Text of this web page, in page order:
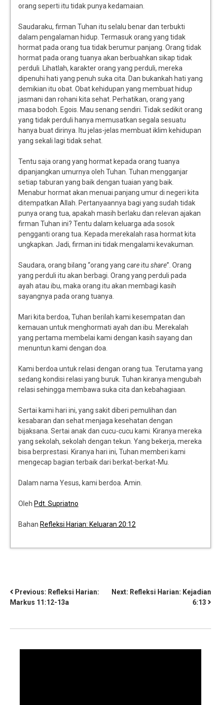
orang seperti itu tidak punya kedamaian.
Saudaraku, firman Tuhan itu selalu benar dan terbukti
dalam pengalaman hidup. Termasuk orang yang tidak
hormat pada orang tua tidak berumur panjang. Orang tidak
hormat pada orang tuanya akan berbuahkan sikap tidak
perduli. Lihatlah, karakter orang yang perduli, mereka
dipenuhi hati yang penuh suka cita. Dan bukankah hati yang
demikian itu obat. Obat kehidupan yang membuat hidup
jasmani dan rohani kita sehat. Perhatikan, orang yang
masa bodoh. Egois. Mau senang sendiri. Tidak sedikit orang
yang tidak perduli hanya memusatkan segala sesuatu
hanya buat dirinya. Itu jelas-jelas membuat iklim kehidupan
yang sekali lagi tidak sehat.
Tentu saja orang yang hormat kepada orang tuanya
dipanjangkan umurnya oleh Tuhan. Tuhan mengganjar
setiap taburan yang baik dengan tuaian yang baik.
Menabur hormat akan menuai panjang umur di negeri kita
ditempatkan Allah. Pertanyaannya bagi yang sudah tidak
punya orang tua, apakah masih berlaku dan relevan ajakan
firman Tuhan ini? Tentu dalam keluarga ada sosok
pengganti orang tua. Kepada merekalah rasa hormat kita
ungkapkan. Jadi, firman ini tidak mengalami kevakuman.
Saudara, orang bilang “orang yang careitu share”. Orang
yang perduli itu akan berbagi. Orang yang perduli pada
ayah atau ibu, maka orang itu akan membagi kasih
sayangnya pada orang tuanya.
Mari kita berdoa, Tuhan berilah kami kesempatan dan
kemauan untuk menghormati ayah dan ibu. Merekalah
yang pertama membelai kami dengan kasih sayang dan
menuntun kami dengan doa.
Kami berdoa untuk relasi dengan orang tua. Terutama yang
sedang kondisi relasi yang buruk. Tuhan kiranya mengubah
relasi sehingga membawa suka cita dan kebahagiaan.
Sertai kami hari ini, yang sakit diberi pemulihan dan
kesabaran dan sehat menjaga kesehatan dengan
bijaksana. Sertai anak dan cucu-cucu kami. Kiranya mereka
yang sekolah, sekolah dengan tekun. Yang bekerja, mereka
bisa berprestasi. Kiranya hari ini, Tuhan memberi kami
mengecap bagian terbaik dari berkat-berkat-Mu.
Dalam nama Yesus, kami berdoa. Amin.
Oleh Pdt. Supriatno
Bahan Refleksi Harian: Keluaran 20:12
Previous: Refleksi Harian:
Markus 11:12-13a
Next: Refleksi Harian: Kejadian
6:13